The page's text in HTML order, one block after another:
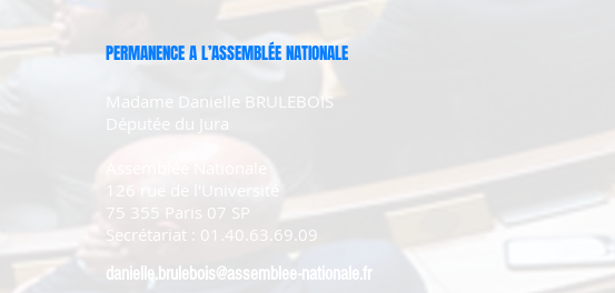
PERMANENCE A L’ASSEMBLÉE NATIONALE
Madame Danielle BRULEBOIS
Députée du Jura
75 355 Paris 07 SP
Secrétariat : 01.40.63.69.09
danielle.brulebois@assemblee-nationale.fr